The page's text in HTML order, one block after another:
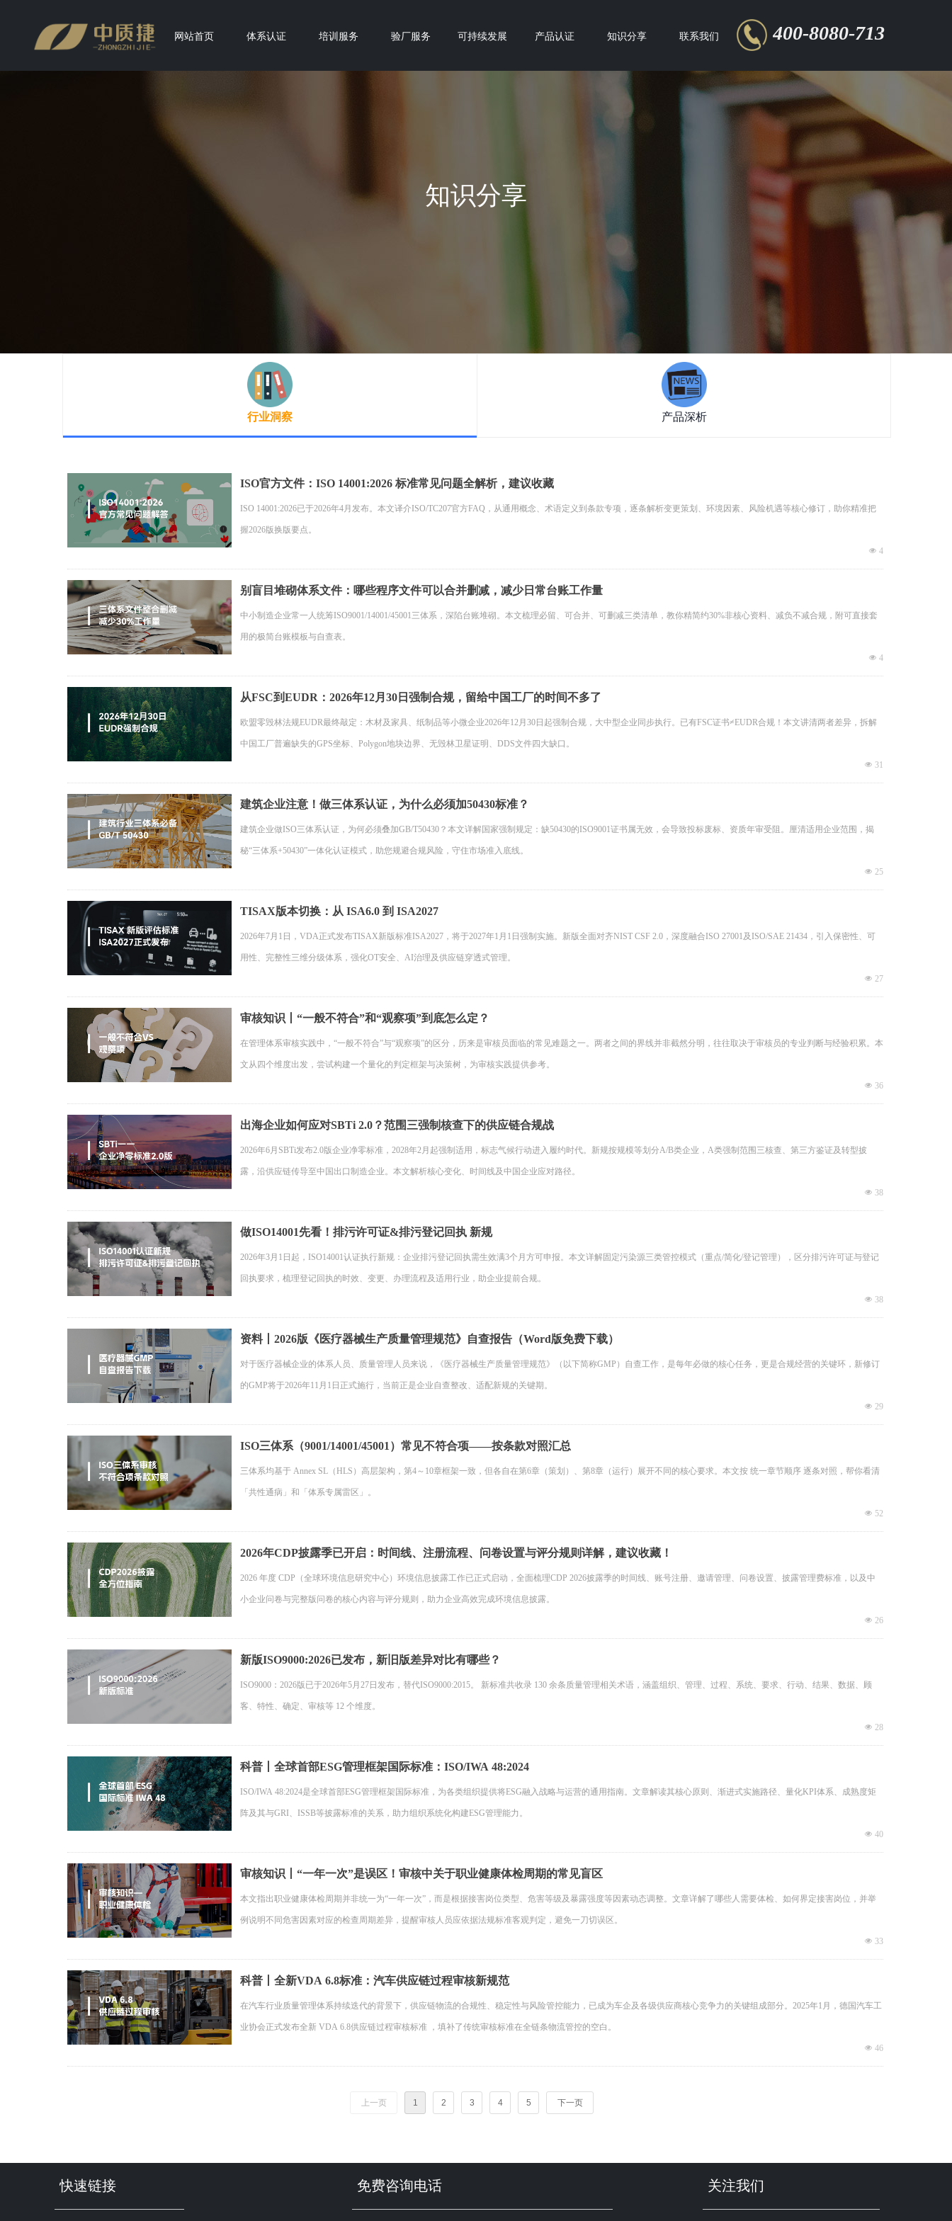
400-8080-713
网站首页 体系认证 培训服务 验厂服务 可持续发展 产品认证 知识分享 联系我们
知识分享
行业洞察 产品深析
ISO官方文件：ISO 14001:2026 标准常见问题全解析，建议收藏
ISO 14001:2026已于2026年4月发布。本文译介ISO/TC207官方FAQ，从通用概念、术语定义到条款专项，逐条解析变更策划、环境因素、风险机遇等核心修订，助你精准把
握2026版换版要点。
넶 4
别盲目堆砌体系文件：哪些程序文件可以合并删减，减少日常台账工作量
中小制造企业常一人统筹ISO9001/14001/45001三体系，深陷台账堆砌。本文梳理必留、可合并、可删减三类清单，教你精简约30%非核心资料、减负不减合规，附可直接套
用的极简台账模板与自查表。
넶 4
从FSC到EUDR：2026年12月30日强制合规，留给中国工厂的时间不多了
欧盟零毁林法规EUDR最终敲定：木材及家具、纸制品等小微企业2026年12月30日起强制合规，大中型企业同步执行。已有FSC证书≠EUDR合规！本文讲清两者差异，拆解
中国工厂普遍缺失的GPS坐标、Polygon地块边界、无毁林卫星证明、DDS文件四大缺口。
넶 31
建筑企业注意！做三体系认证，为什么必须加50430标准？
建筑企业做ISO三体系认证，为何必须叠加GB/T50430？本文详解国家强制规定：缺50430的ISO9001证书属无效，会导致投标废标、资质年审受阻。厘清适用企业范围，揭
秘“三体系+50430”一体化认证模式，助您规避合规风险，守住市场准入底线。
넶 25
TISAX版本切换：从 ISA6.0 到 ISA2027
2026年7月1日，VDA正式发布TISAX新版标准ISA2027，将于2027年1月1日强制实施。新版全面对齐NIST CSF 2.0，深度融合ISO 27001及ISO/SAE 21434，引入保密性、可
用性、完整性三维分级体系，强化OT安全、AI治理及供应链穿透式管理。
넶 27
审核知识丨“一般不符合”和“观察项”到底怎么定？
在管理体系审核实践中，“一般不符合”与“观察项”的区分，历来是审核员面临的常见难题之一。两者之间的界线并非截然分明，往往取决于审核员的专业判断与经验积累。本
文从四个维度出发，尝试构建一个量化的判定框架与决策树，为审核实践提供参考。
넶 36
出海企业如何应对SBTi 2.0？范围三强制核查下的供应链合规战
2026年6月SBTi发布2.0版企业净零标准，2028年2月起强制适用，标志气候行动进入履约时代。新规按规模等划分A/B类企业，A类强制范围三核查、第三方鉴证及转型披
露，沿供应链传导至中国出口制造企业。本文解析核心变化、时间线及中国企业应对路径。
넶 38
做ISO14001先看！排污许可证&排污登记回执 新规
2026年3月1日起，ISO14001认证执行新规：企业排污登记回执需生效满3个月方可申报。本文详解固定污染源三类管控模式（重点/简化/登记管理），区分排污许可证与登记
回执要求，梳理登记回执的时效、变更、办理流程及适用行业，助企业提前合规。
넶 38
资料丨2026版《医疗器械生产质量管理规范》自查报告（Word版免费下载）
对于医疗器械企业的体系人员、质量管理人员来说，《医疗器械生产质量管理规范》（以下简称GMP）自查工作，是每年必做的核心任务，更是合规经营的关键环，新修订
的GMP将于2026年11月1日正式施行，当前正是企业自查整改、适配新规的关键期。
넶 29
ISO三体系（9001/14001/45001）常见不符合项——按条款对照汇总
三体系均基于 Annex SL（HLS）高层架构，第4～10章框架一致，但各自在第6章（策划）、第8章（运行）展开不同的核心要求。本文按 统一章节顺序 逐条对照，帮你看清
「共性通病」和「体系专属雷区」。
넶 52
2026年CDP披露季已开启：时间线、注册流程、问卷设置与评分规则详解，建议收藏！
2026 年度 CDP（全球环境信息研究中心）环境信息披露工作已正式启动，全面梳理CDP 2026披露季的时间线、账号注册、邀请管理、问卷设置、披露管理费标准，以及中
小企业问卷与完整版问卷的核心内容与评分规则，助力企业高效完成环境信息披露。
넶 26
新版ISO9000:2026已发布，新旧版差异对比有哪些？
ISO9000：2026版已于2026年5月27日发布，替代ISO9000:2015。 新标准共收录 130 余条质量管理相关术语，涵盖组织、管理、过程、系统、要求、行动、结果、数据、顾
客、特性、确定、审核等 12 个维度。
넶 28
科普丨全球首部ESG管理框架国际标准：ISO/IWA 48:2024
ISO/IWA 48:2024是全球首部ESG管理框架国际标准，为各类组织提供将ESG融入战略与运营的通用指南。文章解读其核心原则、渐进式实施路径、量化KPI体系、成熟度矩
阵及其与GRI、ISSB等披露标准的关系，助力组织系统化构建ESG管理能力。
넶 40
审核知识丨“一年一次”是误区！审核中关于职业健康体检周期的常见盲区
本文指出职业健康体检周期并非统一为“一年一次”，而是根据接害岗位类型、危害等级及暴露强度等因素动态调整。文章详解了哪些人需要体检、如何界定接害岗位，并举
例说明不同危害因素对应的检查周期差异，提醒审核人员应依据法规标准客观判定，避免一刀切误区。
넶 33
科普丨全新VDA 6.8标准：汽车供应链过程审核新规范
在汽车行业质量管理体系持续迭代的背景下，供应链物流的合规性、稳定性与风险管控能力，已成为车企及各级供应商核心竞争力的关键组成部分。2025年1月，德国汽车工
业协会正式发布全新 VDA 6.8供应链过程审核标准 ，填补了传统审核标准在全链条物流管控的空白。
넶 46
上一页 1 2 3 4 5 下一页
快速链接 免费咨询电话 关注我们